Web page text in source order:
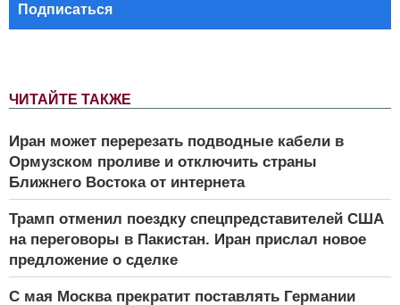
ЧИТАЙТЕ ТАКЖЕ
Иран может перерезать подводные кабели в
Ормузском проливе и отключить страны
Ближнего Востока от интернета
Трамп отменил поездку спецпредставителей США
на переговоры в Пакистан. Иран прислал новое
предложение о сделке
С мая Москва прекратит поставлять Германии
Подписаться